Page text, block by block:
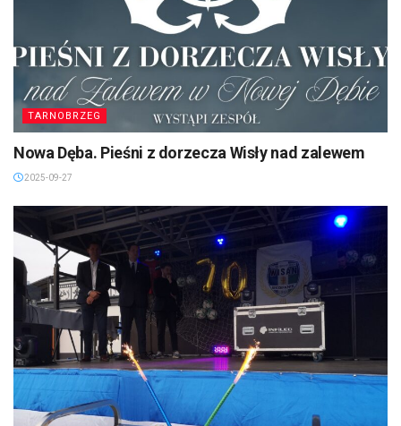
TARNOBRZEG
Nowa Dęba. Pieśni z dorzecza Wisły nad zalewem
2025-09-27